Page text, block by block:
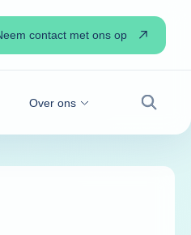
Over ons
Zoek
contact met ons op